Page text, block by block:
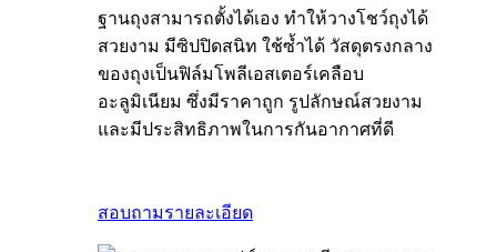
ฐานถุงสามารถตั้งได้เอง ทำให้วางโชว์ถุงได้
สวยงาม มีซิปปิดสนิท ใช้ซ้ำได้ วัสดุตรงกลาง
ของถุงเป็นฟิล์มโพลีเอสเตอร์เคลือบ
อะลูมิเนียม ซึ่งมีราคาถูก รูปลักษณ์สวยงาม
และมีประสิทธิภาพในการกันอากาศที่ดี
สอบถามรายละเอียด